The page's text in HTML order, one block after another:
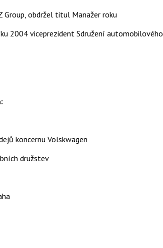
Group, obdržel titul Manažer roku
2004 viceprezident Sdružení automobilového
koncernu Volskwagen
družstev